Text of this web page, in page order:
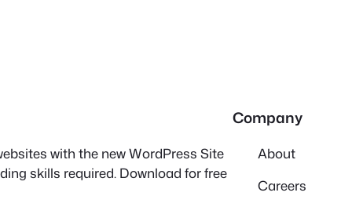
with the new WordPress Site
skills required. Download for free
Company
About
Careers